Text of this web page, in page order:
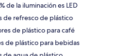
de la iluminación es LED
de refresco de plástico
de plástico para café
de plástico para bebidas